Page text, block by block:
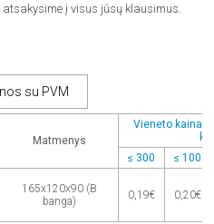
į visus jūsų klausimus.
su PVM
Matmenys
Vieneto kaina
≤ 300
≤ 100
165x120x90 (B
banga)
0,19€ 0,20€